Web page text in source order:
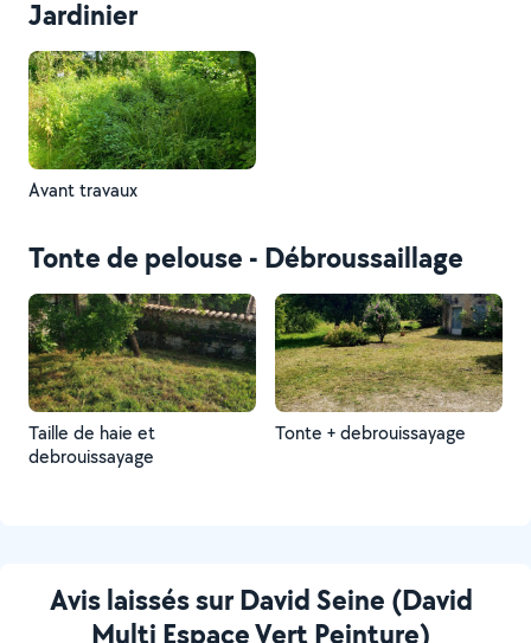
Jardinier
Avant travaux
Tonte de pelouse - Débroussaillage
Taille de haie et
debrouissayage
Tonte + debrouissayage
Avis laissés sur David Seine (David
Multi Espace Vert Peinture)